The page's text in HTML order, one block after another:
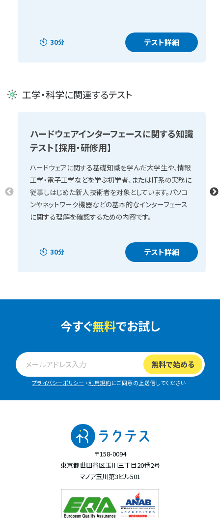
30分 テスト詳細
工学・科学に関連するテスト
ハードウェアインターフェースに関する知識
テスト【採用・研修用】
ハードウェアに関する基礎知識を学んだ大学生や、情報
工学・電子工学などを学ぶ初学者、またはIT系の実務に
従事しはじめた新人技術者を対象としています。パソコ
ンやネットワーク機器などの基本的なインターフェース
に関する理解を確認するための内容です。
30分 テスト詳細
今すぐ無料でお試し
プライバシーポリシー ・利用規約にご同意の上送信してください
〒158-0094
東京都世田谷区玉川三丁目20番2号
マノア玉川第3ビル501